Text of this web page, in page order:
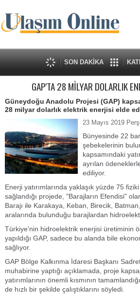
SON DAKİKA
GAP'TA 28 MİLYAR DOLARLIK
Güneydoğu Anadolu Projesi (GAP)
28 milyar dolarlık elektrik enerjisi elde
23 Mayıs 2019
Bünyesinde 22
şebekelerinin
kapsamındaki
ayrılan
ediliyor.
Enerji yatırımlarında yaklaşık yüzde 75
sağlandığı projede, "Barajların Efendisi"
Barajı ile Karakaya, Keban, Birecik,
aralarında bulunduğu barajlardan
Türkiye'nin hidroelektrik enerjisi üretiminin
yapıldığı GAP, sadece bu alanda bile
sağlıyor.
GAP Bölge Kalkınma İdaresi Başkanı
muhabirine yaptığı açıklamada, proje
yatırımlarının önemli kısmının
de hızlı bir şekilde çalıştıklarını söyledi.